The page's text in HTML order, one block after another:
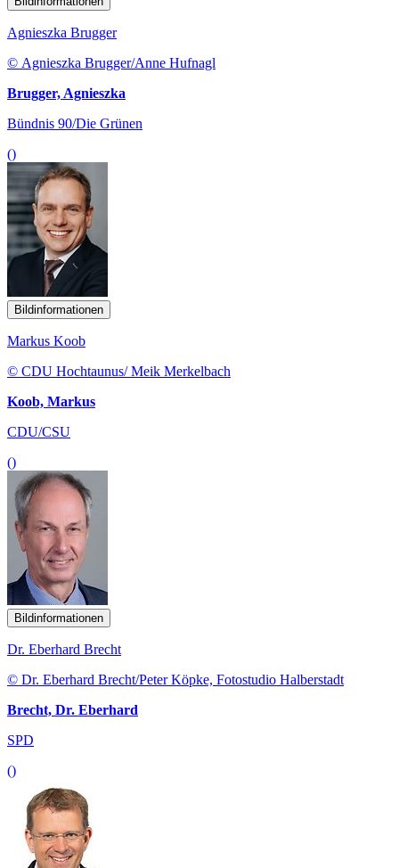
Agnieszka Brugger
© Agnieszka Brugger/Anne Hufnagl
Brugger, Agnieszka
Bündnis 90/Die Grünen
()
Bildinformationen
Markus Koob
© CDU Hochtaunus/ Meik Merkelbach
Koob, Markus
CDU/CSU
()
Bildinformationen
Dr. Eberhard Brecht
© Dr. Eberhard Brecht/Peter Köpke, Fotostudio Halberstadt
Brecht, Dr. Eberhard
SPD
()